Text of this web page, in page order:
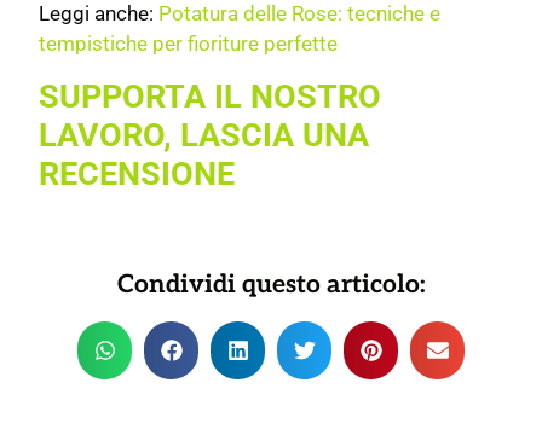
Leggi anche: Potatura delle Rose: tecniche e
tempistiche per fioriture perfette
SUPPORTA IL NOSTRO
LAVORO, LASCIA UNA
RECENSIONE
Condividi questo articolo: